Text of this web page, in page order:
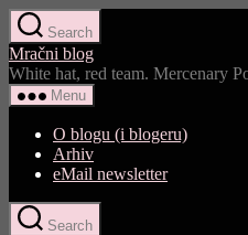
Skip
to
the
content
Search
Mračni blog
White hat, red team. Mercenary
Menu
O blogu (i blogeru)
Arhiv
eMail newsletter
Search